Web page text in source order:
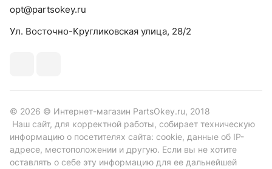
opt@partsokey.ru
Ул. Восточно-Кругликовская улица, 28/2
© 2026 © Интернет-магазин PartsOkey.ru, 2018
Наш сайт, для корректной работы, собирает техническую
информацию о посетителях сайта: cookie, данные об IP-
адресе, местоположении и другую. Если вы не хотите
оставлять о себе эту информацию для ее дальнейшей